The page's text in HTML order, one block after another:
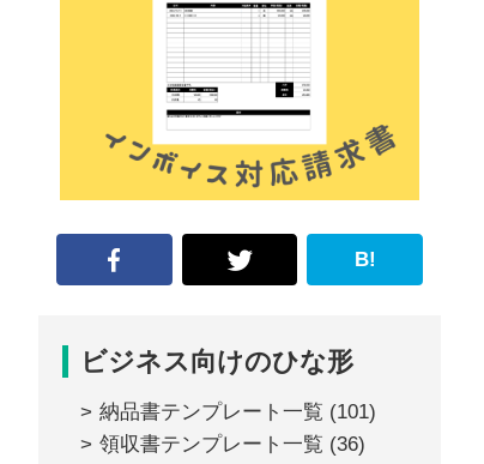
B!
ビジネス向けのひな形
納品書テンプレート一覧 (101)
領収書テンプレート一覧 (36)